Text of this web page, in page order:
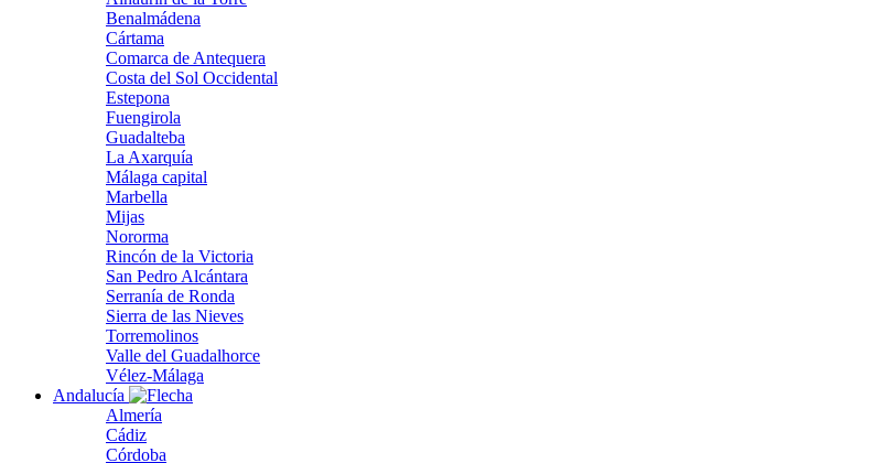
Benalmádena
Cártama
Comarca de Antequera
Costa del Sol Occidental
Estepona
Fuengirola
Guadalteba
La Axarquía
Málaga capital
Marbella
Mijas
Nororma
Rincón de la Victoria
San Pedro Alcántara
Serranía de Ronda
Sierra de las Nieves
Torremolinos
Valle del Guadalhorce
Vélez-Málaga
Andalucía
Almería
Cádiz
Córdoba